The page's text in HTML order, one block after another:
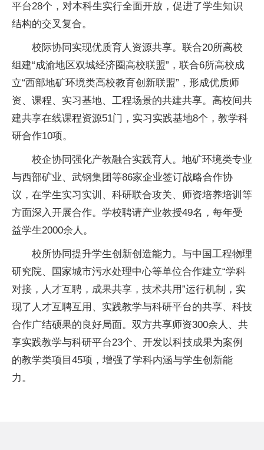
平台28个，对本科生实行全面开放，促进了学生知识
结构的交叉复合。
校际协同实现优质育人资源共享。联合20所高校
组建“成渝地区双城经济圈高校联盟”，联合6所高校成
立“西部地矿环境类高校教育创新联盟”，形成优质师
资、课程、实习基地、工程场景的共建共享。高校间共
建共享在线课程资源51门，实习实践基地8个，教学科
研合作10项。
校企协同强化产教融合实践育人。地矿环境类专业
与西部矿业、武钢集团等86家企业签订战略合作协
议，在学生实习实训、科研联合攻关、师资培养培训等
方面深入开展合作。学校聘请产业教授49名，每年受
益学生2000余人。
校所协同提升学生创新创造能力。与中国工程物理
研究院、
国家城市污水处理中心等单位合作建立“学科
对接，人才互聘，成果共享，技术共用”运行机制，实
现了人才互聘互用、实践教学与科研平台的共享、科技
合作广结硕果的良好局面。双方共享师资300余人、共
享实践教学与科研平台23个、开发以科技成果为案例
的教学类项目45项，增强了学科内涵与学生创新能
力。